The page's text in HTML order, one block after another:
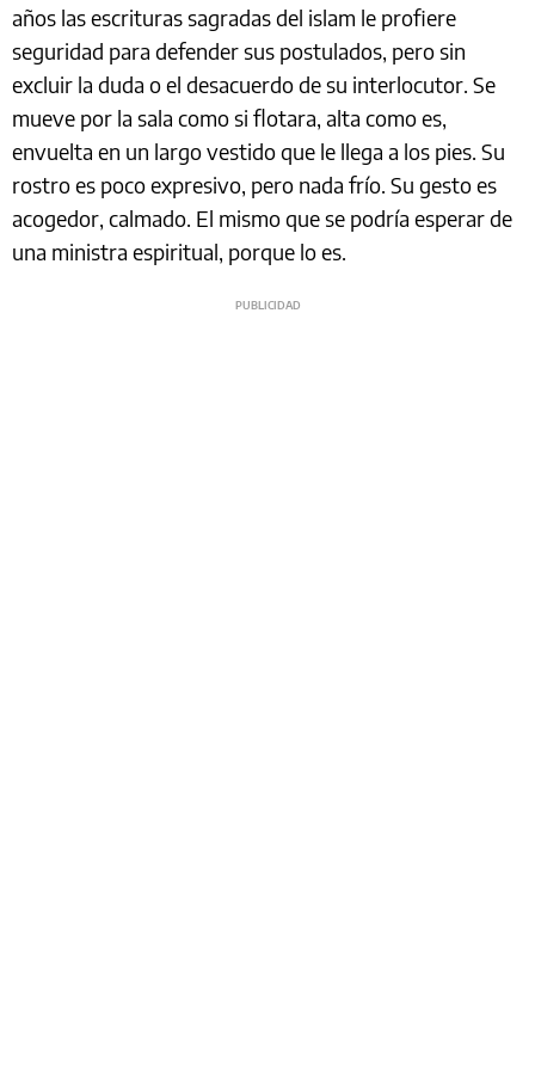
años las escrituras sagradas del islam le profiere
seguridad para defender sus postulados, pero sin
excluir la duda o el desacuerdo de su interlocutor. Se
mueve por la sala como si flotara, alta como es,
envuelta en un largo vestido que le llega a los pies. Su
rostro es poco expresivo, pero nada frío. Su gesto es
acogedor, calmado. El mismo que se podría esperar de
una ministra espiritual, porque lo es.